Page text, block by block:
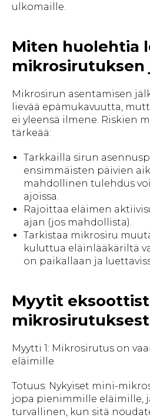
ulkomaille.
Miten huolehtia
mikrosirutuksen
Mikrosirun asentamisen
lievää epämukavuutta,
ei yleensä ilmene. Riskien
tärkeää:
Tarkkailla sirun
ensimmäisten päivien
mahdollinen tulehdus
ajoissa.
Rajoittaa eläimen
ajan (jos mahdollista).
Tarkistaa mikrosiru
kuluttua eläinlääkäriltä
on paikallaan ja
Myytit
Myytti 1: Mikrosirutus on
eläimille
Totuus: Nykyiset mini-
jopa pienimmille eläimille,
turvallinen, kun sitä